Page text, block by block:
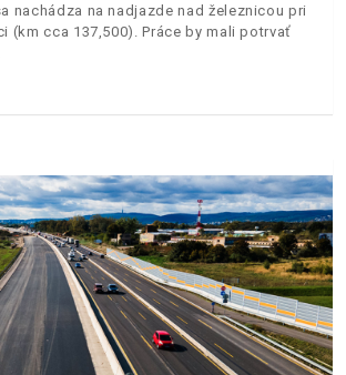
nachádza na nadjazde nad železnicou pri
(km cca 137,500). Práce by mali potrvať